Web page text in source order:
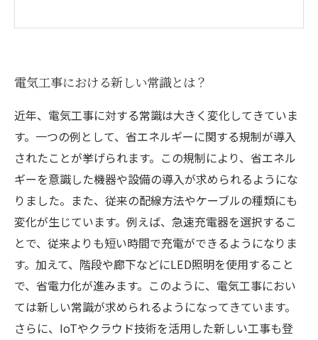
電気工事における新しい常識とは？
近年、電気工事に対する常識は大きく変化してきていま
す。一つの例として、省エネルギーに関する規制が導入
されたことが挙げられます。この規制により、省エネル
ギーを意識した機器や設備の導入が求められるようにな
りました。また、従来の配線方法やケーブルの種類にも
変化が生じています。例えば、急速充電器を選択するこ
とで、従来よりも短い時間で充電ができるようになりま
す。加えて、階段や廊下などにLED照明を使用すること
で、省電力化が進みます。このように、電気工事におい
ては新しい常識が求められるようになってきています。
さらに、IoTやクラウド技術を活用した新しい工事も登